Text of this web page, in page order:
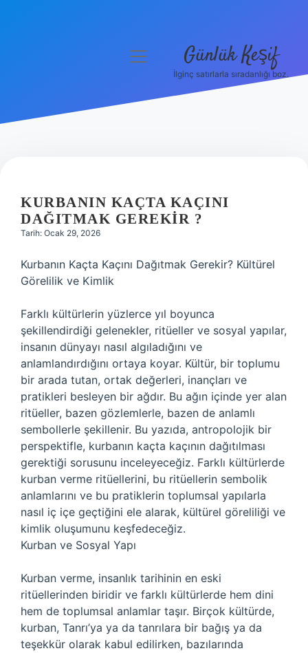
Hakkımızda
menüyü
Günlük Keşif
İlginç satırlarla sıradanlığı boz.
KURBANIN KAÇTA KAÇINI
DAĞITMAK GEREKIR ?
Tarih: Ocak 29, 2026
Kurbanın Kaçta Kaçını Dağıtmak Gerekir? Kültürel
Görelilik ve Kimlik
Farklı kültürlerin yüzlerce yıl boyunca
şekillendirdiği gelenekler, ritüeller ve sosyal yapılar,
insanın dünyayı nasıl algıladığını ve
anlamlandırdığını ortaya koyar. Kültür, bir toplumu
bir arada tutan, ortak değerleri, inançları ve
pratikleri besleyen bir ağdır. Bu ağın içinde yer alan
ritüeller, bazen gözlemlerle, bazen de anlamlı
sembollerle şekillenir. Bu yazıda, antropolojik bir
perspektifle, kurbanın kaçta kaçının dağıtılması
gerektiği sorusunu inceleyeceğiz. Farklı kültürlerde
kurban verme ritüellerini, bu ritüellerin sembolik
anlamlarını ve bu pratiklerin toplumsal yapılarla
nasıl iç içe geçtiğini ele alarak, kültürel göreliliği ve
kimlik oluşumunu keşfedeceğiz.
Kurban ve Sosyal Yapı
Kurban verme, insanlık tarihinin en eski
ritüellerinden biridir ve farklı kültürlerde hem dini
hem de toplumsal anlamlar taşır. Birçok kültürde,
kurban, Tanrı’ya ya da tanrılara bir bağış ya da
teşekkür olarak kabul edilirken, bazılarında